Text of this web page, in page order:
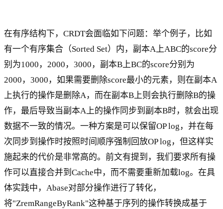
在有序结构下，CRDT会面临如下问题：举个例子，比如
有一个有序集合（Sorted Set）内，副本A上ABC的score分
别为1000，2000，3000，副本B上BC的score分别为
2000，3000，如果需要删除score最小的元素，则在副本A
上执行的操作是删除A，而在副本B上则会执行删除B的操
作，最后导致当副本A上的操作同步到副本B时，就会出现
数据不一致的情况。一种方案是可以保留OP log，并在每
次同步到操作时按照时间顺序强制回放OP log，但这样实
施起来的代价是非常高的。前文有提到，我们要求所有操
作可以直接合并到Cache中，而不需要重新加载log。在具
体实践中，Abase对部分操作进行了转化，
将"ZremRangeByRank"这种基于序列的操作转换成基于